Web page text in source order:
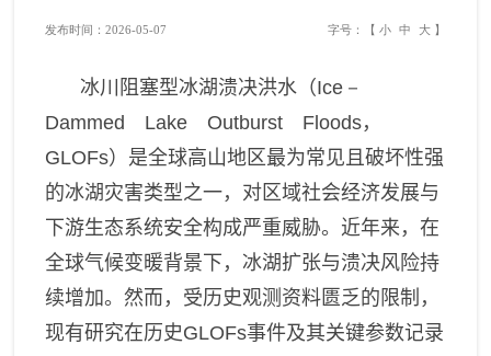
山地生态环境研究领域
山地灾害与环境交叉研究领
山区发展研究领域
数字山地与遥感应用研究领
域
发布时间：2026-05-07 字号：【 小 中 大】
冰川阻塞型冰湖溃决洪水（Ice－
Dammed Lake Outburst Floods，
GLOFs）是全球高山地区最为常见且破坏性强
的冰湖灾害类型之一，对区域社会经济发展与
下游生态系统安全构成严重威胁。近年来，在
全球气候变暖背景下，冰湖扩张与溃决风险持
续增加。然而，受历史观测资料匮乏的限制，
现有研究在历史GLOFs事件及其关键参数记录